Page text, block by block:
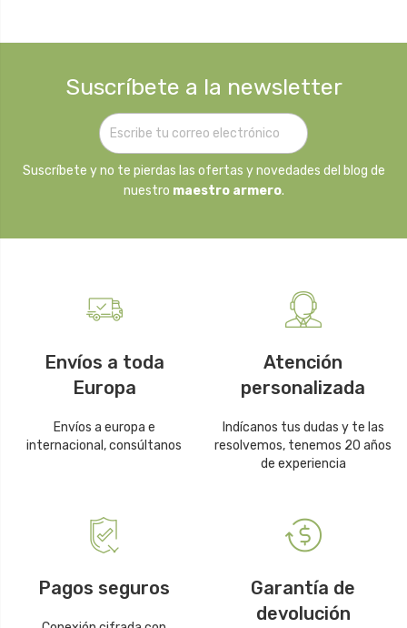
Suscríbete a la newsletter
Suscríbete y no te pierdas las ofertas y novedades del blog de
nuestro maestro armero.
Envíos a toda
Europa
Envíos a europa e
internacional, consúltanos
Atención
personalizada
Indícanos tus dudas y te las
resolvemos, tenemos 20 años
de experiencia
Pagos seguros
Garantía de
devolución